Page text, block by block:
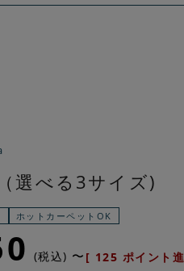
選べる3サイズ)
ホットカーペットOK
税込 〜 [ 125 ポイント